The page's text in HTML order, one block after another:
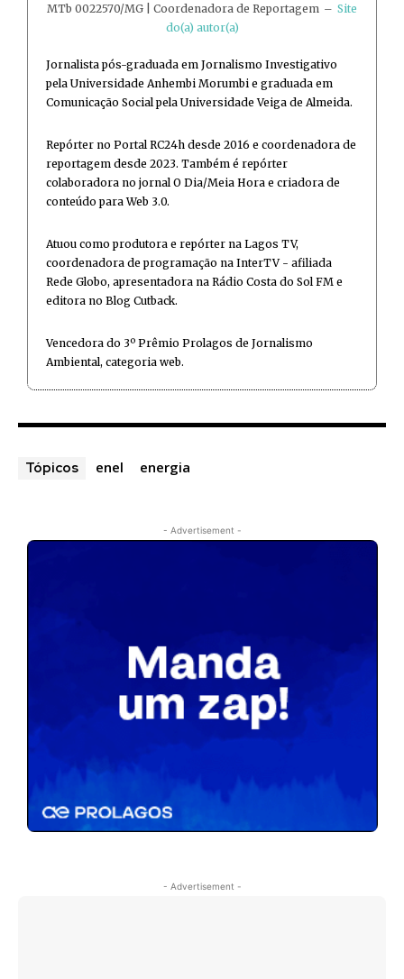
MTb 0022570/MG | Coordenadora de Reportagem – Site
do(a) autor(a)
Jornalista pós-graduada em Jornalismo Investigativo
pela Universidade Anhembi Morumbi e graduada em
Comunicação Social pela Universidade Veiga de Almeida.
Repórter no Portal RC24h desde 2016 e coordenadora de
reportagem desde 2023. Também é repórter
colaboradora no jornal O Dia/Meia Hora e criadora de
conteúdo para Web 3.0.
Atuou como produtora e repórter na Lagos TV,
coordenadora de programação na InterTV - afiliada
Rede Globo, apresentadora na Rádio Costa do Sol FM e
editora no Blog Cutback.
Vencedora do 3º Prêmio Prolagos de Jornalismo
Ambiental, categoria web.
Tópicos enel energia
- Advertisement -
- Advertisement -